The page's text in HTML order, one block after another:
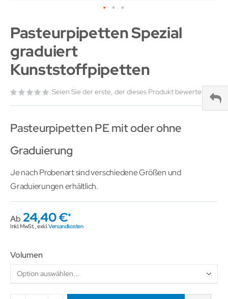
Pasteurpipetten Spezial
graduiert
Kunststoffpipetten
Seien Sie der erste, der dieses Produkt bewertet
Pasteurpipetten PE mit oder ohne
Graduierung
Je nach Probenart sind verschiedene Größen und
Graduierungen erhältlich.
Ab 24,40 €
Inkl. MwSt.,exkl.Versandkosten
Volumen